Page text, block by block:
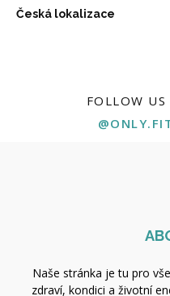
Česká lokalizace
FOLLOW
Naše stránka je tu pro
zdraví, kondici a životní